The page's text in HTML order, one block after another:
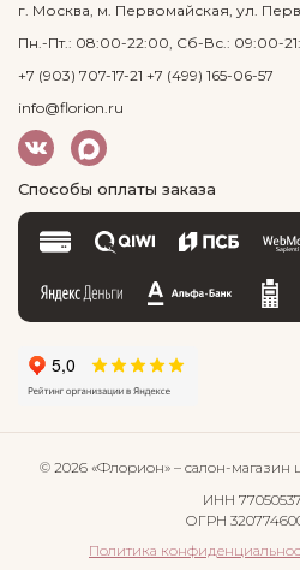
г. Москва, м. Первомайская, ул.
Пн.-Пт.: 08:00-22:00, Сб-Вс.: 09:00-
+7 (903) 707-17-21 +7 (499) 165-06-57
info@florion.ru
Способы оплаты заказа
© 2026 «Флорион» – салон-магазин
ИНН
ОГРН
Политика